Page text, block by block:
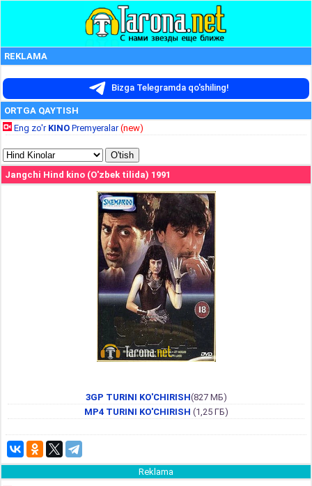
REKLAMA
Bizga Telegramda qo'shiling!
ORTGA QAYTISH
Eng zo'r KINO Premyeralar(new)
Jangchi Hind kino (O'zbek tilida) 1991
3GP TURINI KO'CHIRISH(827 МБ)
MP4 TURINI KO'CHIRISH (1,25 ГБ)
Reklama